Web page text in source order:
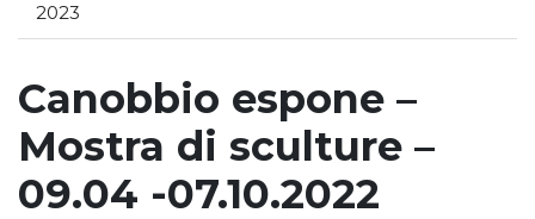
2023
Canobbio espone –
Mostra di sculture –
09.04 -07.10.2022